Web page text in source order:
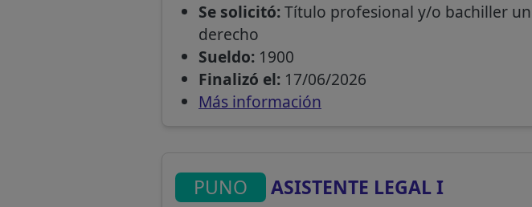
Se solicitó:Título profesional y/o bachiller
derecho
Sueldo:1900
Finalizó el:17/06/2026
Más información
PUNO ASISTENTE LEGAL I